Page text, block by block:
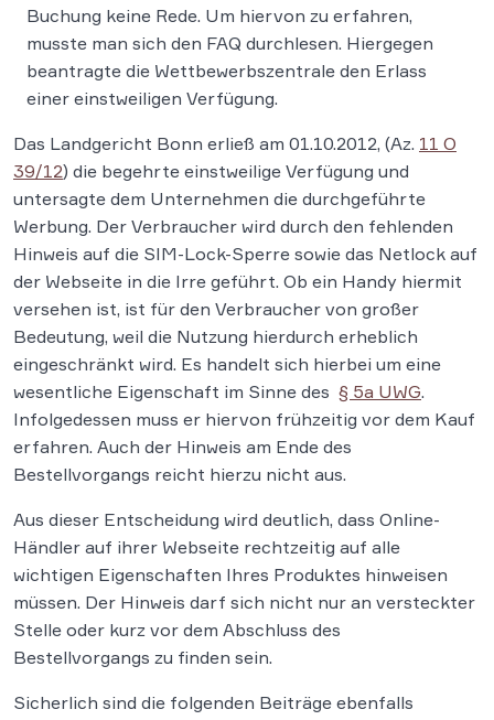
Buchung keine Rede. Um hiervon zu erfahren,
musste man sich den FAQ durchlesen. Hiergegen
beantragte die Wettbewerbszentrale den Erlass
einer einstweiligen Verfügung.
Das Landgericht Bonn erließ am 01.10.2012, (Az. 11 O
39/12) die begehrte einstweilige Verfügung und
untersagte dem Unternehmen die durchgeführte
Werbung. Der Verbraucher wird durch den fehlenden
Hinweis auf die SIM-Lock-Sperre sowie das Netlock auf
der Webseite in die Irre geführt. Ob ein Handy hiermit
versehen ist, ist für den Verbraucher von großer
Bedeutung, weil die Nutzung hierdurch erheblich
eingeschränkt wird. Es handelt sich hierbei um eine
wesentliche Eigenschaft im Sinne des § 5a UWG.
Infolgedessen muss er hiervon frühzeitig vor dem Kauf
erfahren. Auch der Hinweis am Ende des
Bestellvorgangs reicht hierzu nicht aus.
Aus dieser Entscheidung wird deutlich, dass Online-
Händler auf ihrer Webseite rechtzeitig auf alle
wichtigen Eigenschaften Ihres Produktes hinweisen
müssen. Der Hinweis darf sich nicht nur an versteckter
Stelle oder kurz vor dem Abschluss des
Bestellvorgangs zu finden sein.
Sicherlich sind die folgenden Beiträge ebenfalls